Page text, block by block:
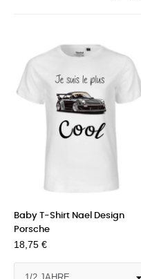
Baby T-Shirt Nael Design
Porsche
18,75 €